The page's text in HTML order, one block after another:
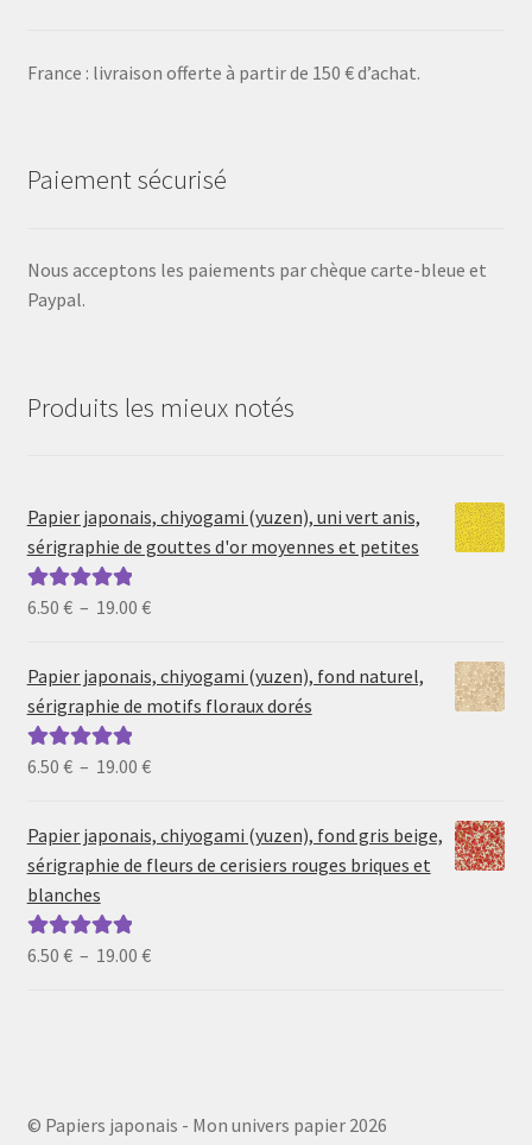
France : livraison offerte à partir de 150 € d’achat.
Paiement sécurisé
Nous acceptons les paiements par chèque carte-bleue et
Paypal.
Produits les mieux notés
Papier japonais, chiyogami (yuzen), uni vert anis,
sérigraphie de gouttes d'or moyennes et petites
Note5.00sur
6.50 € – 19.00 €Plage
prix :
6.50 €
Papier japonais, chiyogami (yuzen), fond naturel,
sérigraphie de motifs floraux dorés
Note5.00sur
6.50 € – 19.00 €Plage
prix :
6.50 €
Papier japonais, chiyogami (yuzen), fond gris beige,
sérigraphie de fleurs de cerisiers rouges briques et
blanches
Note5.00sur
6.50 € – 19.00 €Plage
© Papiers japonais - Mon univers papier 2026